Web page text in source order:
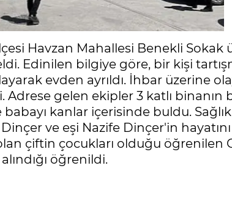
Havzan Mahallesi Benekli Sokak
Edinilen bilgiye göre, bir kişi
evden ayrıldı. İhbar üzerine
Adrese gelen ekipler 3 katlı binanın
kanlar içerisinde buldu. Sağlık
ve eşi Nazife Dinçer'in hayatını
çiftin çocukları olduğu öğrenilen
öğrenildi.